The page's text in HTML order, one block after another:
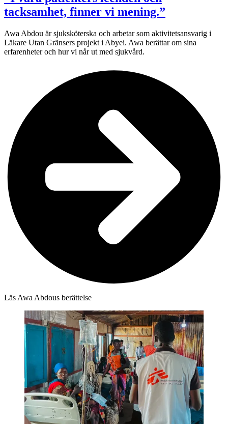
tacksamhet, finner vi mening.”
Awa Abdou är sjuksköterska och arbetar som aktivitetsansvarig i
Läkare Utan Gränsers projekt i Abyei. Awa berättar om sina
erfarenheter och hur vi når ut med sjukvård.
Läs Awa Abdous berättelse